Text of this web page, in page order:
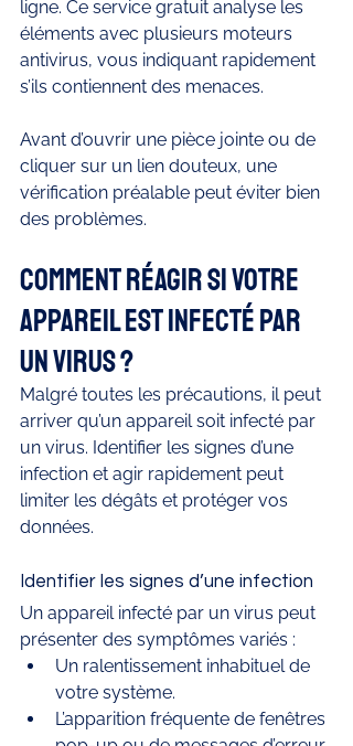
ligne. Ce service gratuit analyse les
éléments avec plusieurs moteurs
antivirus, vous indiquant rapidement
s’ils contiennent des menaces.
Avant d’ouvrir une pièce jointe ou de
cliquer sur un lien douteux, une
vérification préalable peut éviter bien
des problèmes.
Comment réagir si votre
appareil est infecté par
un virus ?
Malgré toutes les précautions, il peut
arriver qu’un appareil soit infecté par
un virus. Identifier les signes d’une
infection et agir rapidement peut
limiter les dégâts et protéger vos
données.
Identifier les signes d’une infection
Un appareil infecté par un virus peut
présenter des symptômes variés :
Un ralentissement inhabituel de
votre système.
L’apparition fréquente de fenêtres